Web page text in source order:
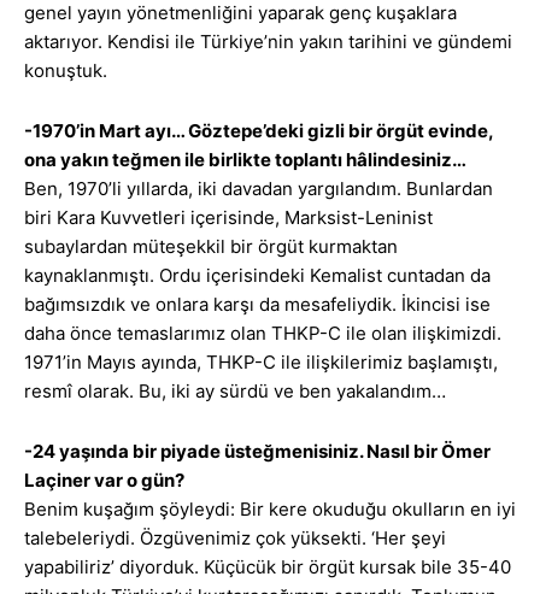
genel yayın yönetmenliğini yaparak genç kuşaklara
aktarıyor. Kendisi ile Türkiye’nin yakın tarihini ve gündemi
konuştuk.
-1970’in Mart ayı… Göztepe’deki gizli bir örgüt evinde,
ona yakın teğmen ile birlikte toplantı hâlindesiniz…
Ben, 1970’li yıllarda, iki davadan yargılandım. Bunlardan
biri Kara Kuvvetleri içerisinde, Marksist-Leninist
subaylardan müteşekkil bir örgüt kurmaktan
kaynaklanmıştı. Ordu içerisindeki Kemalist cuntadan da
bağımsızdık ve onlara karşı da mesafeliydik. İkincisi ise
daha önce temaslarımız olan THKP-C ile olan ilişkimizdi.
1971’in Mayıs ayında, THKP-C ile ilişkilerimiz başlamıştı,
resmî olarak. Bu, iki ay sürdü ve ben yakalandım…
-24 yaşında bir piyade üsteğmenisiniz. Nasıl bir Ömer
Laçiner var o gün?
Benim kuşağım şöyleydi: Bir kere okuduğu okulların en iyi
talebeleriydi. Özgüvenimiz çok yüksekti. ‘Her şeyi
yapabiliriz’ diyorduk. Küçücük bir örgüt kursak bile 35-40